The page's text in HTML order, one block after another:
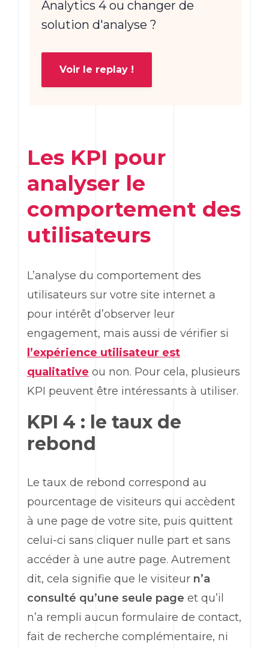
Analytics 4 ou changer de
solution d'analyse ?
Voir le replay !
Les KPI pour
analyser le
comportement des
utilisateurs
L’analyse du comportement des
utilisateurs sur votre site internet a
pour intérêt d’observer leur
engagement, mais aussi de vérifier si
l’expérience utilisateur est
qualitative ou non. Pour cela, plusieurs
KPI peuvent être intéressants à utiliser.
KPI 4 : le taux de
rebond
Le taux de rebond correspond au
pourcentage de visiteurs qui accèdent
à une page de votre site, puis quittent
celui-ci sans cliquer nulle part et sans
accéder à une autre page. Autrement
dit, cela signifie que le visiteur n’a
consulté qu’une seule page et qu’il
n’a rempli aucun formulaire de contact,
fait de recherche complémentaire, ni